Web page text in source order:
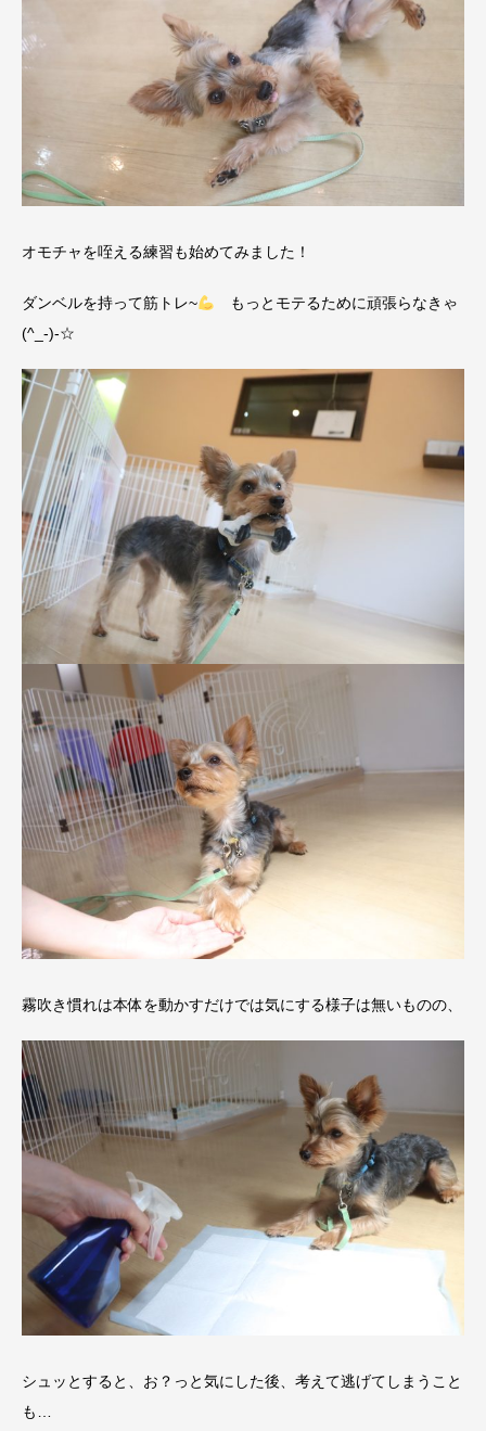
オモチャを咥える練習も始めてみました！
ダンベルを持って筋トレ~
もっとモテるために頑張らなきゃ
(^_-)-☆
霧吹き慣れは本体を動かすだけでは気にする様子は無いものの、
シュッとすると、お？っと気にした後、考えて逃げてしまうこと
も…